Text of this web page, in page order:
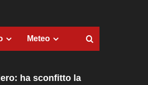
Meteo
ha sconfitto la